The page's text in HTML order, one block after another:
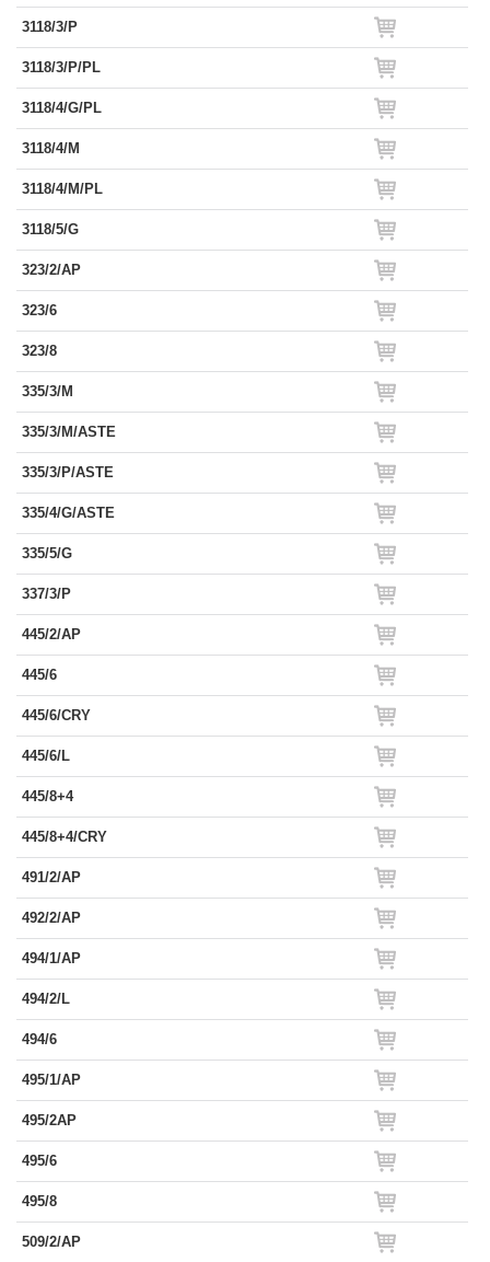
3118/3/P
3118/3/P/PL
3118/4/G/PL
3118/4/M
3118/4/M/PL
3118/5/G
323/2/AP
323/6
323/8
335/3/M
335/3/M/ASTE
335/3/P/ASTE
335/4/G/ASTE
335/5/G
337/3/P
445/2/AP
445/6
445/6/CRY
445/6/L
445/8+4
445/8+4/CRY
491/2/AP
492/2/AP
494/1/AP
494/2/L
494/6
495/1/AP
495/2AP
495/6
495/8
509/2/AP